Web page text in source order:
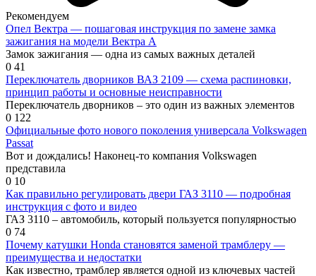
Рекомендуем
Опел Вектра — пошаговая инструкция по замене замка
зажигания на модели Вектра А
Замок зажигания — одна из самых важных деталей
0 41
Переключатель дворников ВАЗ 2109 — схема распиновки,
принцип работы и основные неисправности
Переключатель дворников – это один из важных элементов
0 122
Официальные фото нового поколения универсала Volkswagen
Passat
Вот и дождались! Наконец-то компания Volkswagen
представила
0 10
Как правильно регулировать двери ГАЗ 3110 — подробная
инструкция с фото и видео
ГАЗ 3110 – автомобиль, который пользуется популярностью
0 74
Почему катушки Honda становятся заменой трамблеру —
преимущества и недостатки
Как известно, трамблер является одной из ключевых частей